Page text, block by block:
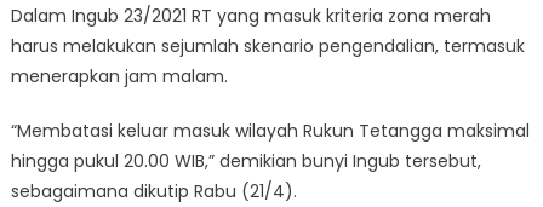
Dalam Ingub 23/2021 RT yang masuk kriteria zona merah
harus melakukan sejumlah skenario pengendalian, termasuk
menerapkan jam malam.
“Membatasi keluar masuk wilayah Rukun Tetangga maksimal
hingga pukul 20.00 WIB,” demikian bunyi Ingub tersebut,
sebagaimana dikutip Rabu (21/4).